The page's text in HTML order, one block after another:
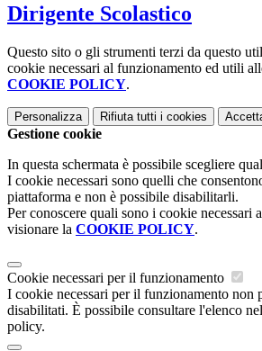
Dirigente Scolastico
Questo sito o gli strumenti terzi da questo
cookie necessari al funzionamento ed utili
COOKIE POLICY.
Personalizza Rifiuta tutti i cookies
Gestione cookie
In questa schermata è possibile scegliere
I cookie necessari sono quelli che
piattaforma e non è possibile disabilitarli.
Per conoscere quali sono i cookie necessari
visionare la COOKIE POLICY.
Cookie necessari per il funzionamento
I cookie necessari per il funzionamento non
disabilitati. È possibile consultare l'elenco
policy.